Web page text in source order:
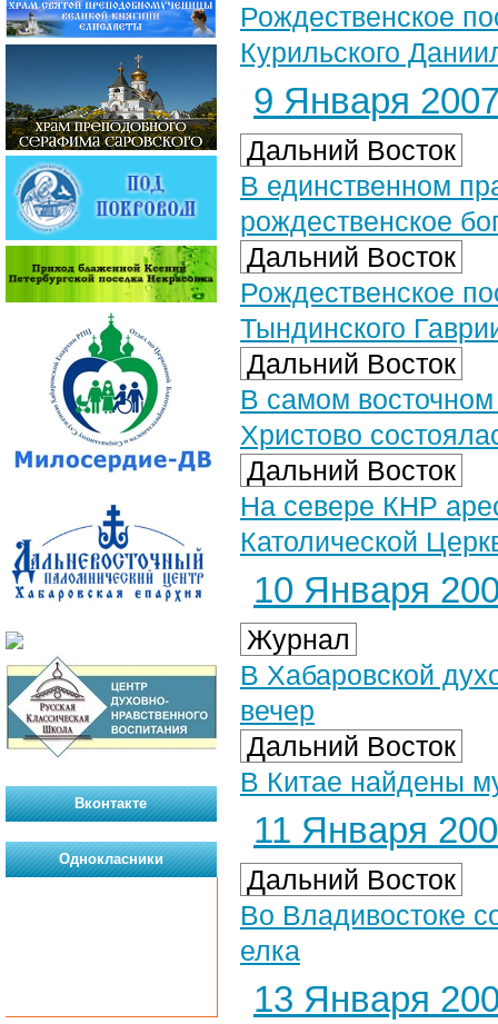
Рождественское
Курильского
9 Января 2007
Дальний Восток
В единственном
рождественское
Дальний Восток
Рождественское
Тындинского
Дальний Восток
В самом
Христово
Дальний Восток
На севере КНР
Католической
10 Января
Журнал
В Хабаровской
вечер
Дальний Восток
В Китае найдены
11 Января
Дальний Восток
Во Владивостоке
елка
13 Января
Вконтакте
Однокласники